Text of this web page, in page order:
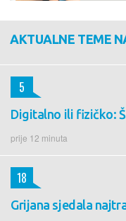
AKTUALNE TEME
Digitalno ili fizičko:
prije 12 minuta
5
Grijana sjedala
18